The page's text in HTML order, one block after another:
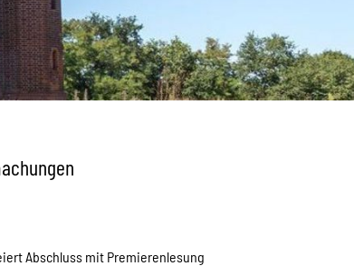
Abschluss mit Premierenlesung